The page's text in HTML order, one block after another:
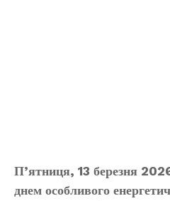
П’ятниця, 13 березня
днем особливого